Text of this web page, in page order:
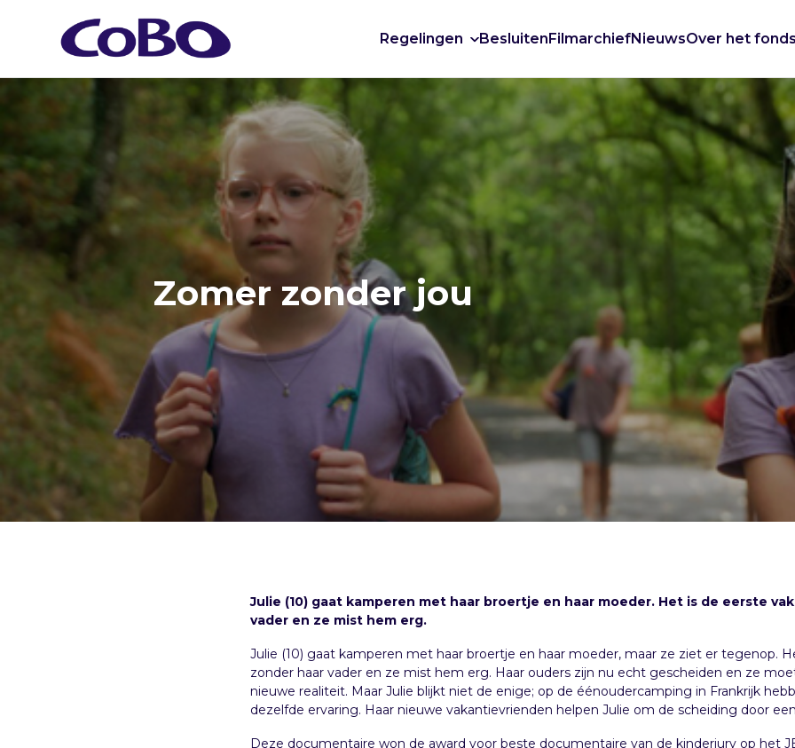
Regelingen BesluitenFilmarchiefNieuwsOver het
Zomer zonder jou
Julie (10) gaat kamperen met haar broertje en haar moeder. Het is de eerste
vader en ze mist hem erg.
Julie (10) gaat kamperen met haar broertje en haar moeder, maar ze ziet er tegenop.
zonder haar vader en ze mist hem erg. Haar ouders zijn nu echt gescheiden en ze
nieuwe realiteit. Maar Julie blijkt niet de enige; op de éénoudercamping in Frankrijk
dezelfde ervaring. Haar nieuwe vakantievrienden helpen Julie om de scheiding door
Deze documentaire won de award voor beste documentaire van de kinderjury op het